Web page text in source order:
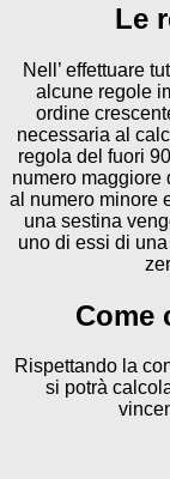
Le
Nell’ effettuare
alcune regole
ordine
necessaria al
regola del fuori
numero maggiore
al numero minore
una sestina
uno di essi di
Come
Rispettando la
si potrà